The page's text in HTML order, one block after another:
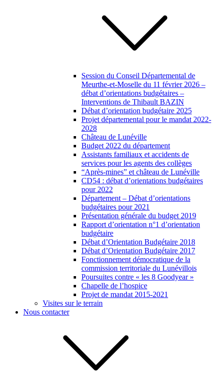
Session du Conseil Départemental de
Meurthe-et-Moselle du 11 février 2026 –
débat d’orientations budgétaires –
Interventions de Thibault BAZIN
Débat d’orientation budgétaire 2025
Projet départemental pour le mandat 2022-
2028
Château de Lunéville
Budget 2022 du département
Assistants familiaux et accidents de
services pour les agents des collèges
“Après-mines” et château de Lunéville
CD54 : débat d’orientations budgétaires
pour 2022
Département – Débat d’orientations
budgétaires pour 2021
Présentation générale du budget 2019
Rapport d’orientation n°1 d’orientation
budgétaire
Débat d’Orientation Budgétaire 2018
Débat d’Orientation Budgétaire 2017
Fonctionnement démocratique de la
commission territoriale du Lunévillois
Poursuites contre « les 8 Goodyear »
Chapelle de l’hospice
Projet de mandat 2015-2021
Visites sur le terrain
Nous contacter